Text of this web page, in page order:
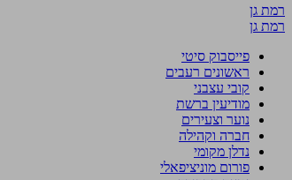
רמת גן
רמת גן
פייסבוק סיטי
ראשונים רעבים
קובי עצבני
מודיעין ברשת
נוער וצעירים
חברה וקהילה
נדלן מקומי
פורום מוניציפאלי